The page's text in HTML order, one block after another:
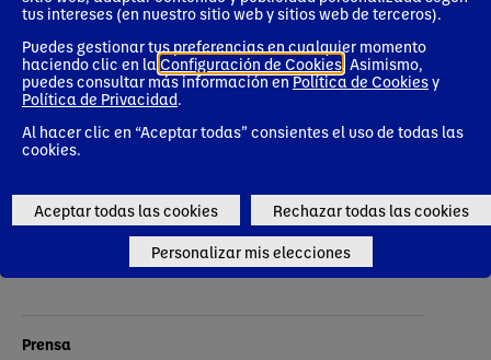
tus intereses (en nuestro sitio web y sitios web de terceros).
Puedes gestionar tus preferencias en cualquier momento
haciendo clic en la Configuración de Cookies. Asimismo,
puedes consultar más información enPolítica de Cookiesy
Política de Privacidad.
Al hacer clic en “Aceptar todas” consientes el uso de todas las
cookies.
Aceptar todas las cookies Rechazar todas las cookies
Personalizar mis elecciones
integral
para cuidar
a sus cerca
de 2.000
empleados
en España
Noticias corporativas
Mostrar más
Contactos
Prensa